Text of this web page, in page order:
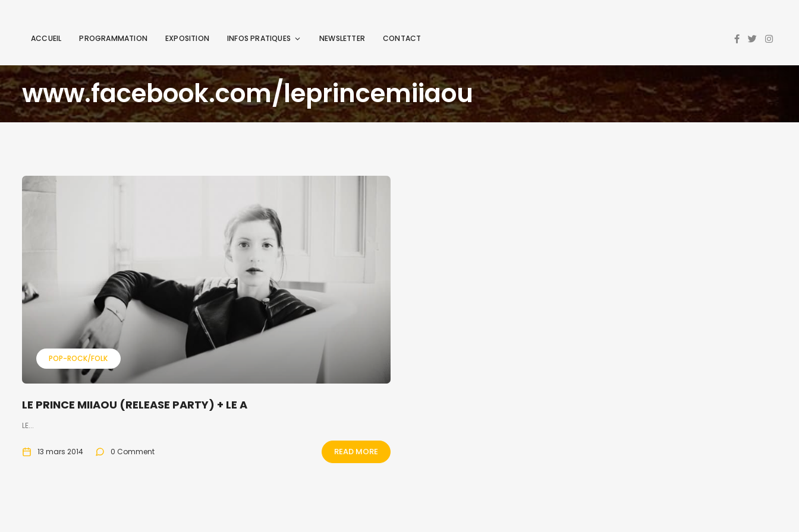
ACCUEIL PROGRAMMATION EXPOSITION INFOS PRATIQUES NEWSLETTER CONTACT
www.facebook.com/leprincemiiaou
POP-ROCK/FOLK
LE PRINCE MIIAOU (RELEASE PARTY) + LE A
LE...
13 mars 2014 0 Comment READ MORE